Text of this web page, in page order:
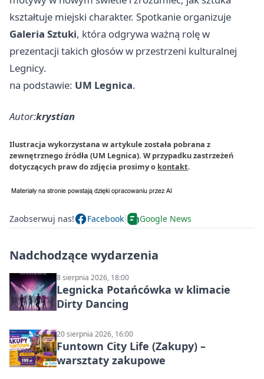
kształtuje miejski charakter. Spotkanie organizuje
Galeria Sztuki, która odgrywa ważną rolę w
prezentacji takich głosów w przestrzeni kulturalnej
Legnicy.
na podstawie: UM Legnica.
Autor:krystian
Ilustracja wykorzystana w artykule została pobrana z
zewnętrznego źródła (UM Legnica). W przypadku zastrzeżeń
dotyczących praw do zdjęcia prosimy o kontakt.
Zaobserwuj nas! Facebook Google News
Nadchodzące wydarzenia
8 sierpnia 2026, 18:00
Legnicka Potańcówka w klimacie
Dirty Dancing
20 sierpnia 2026, 16:00
Funtown City Life (Zakupy) –
warsztaty zakupowe